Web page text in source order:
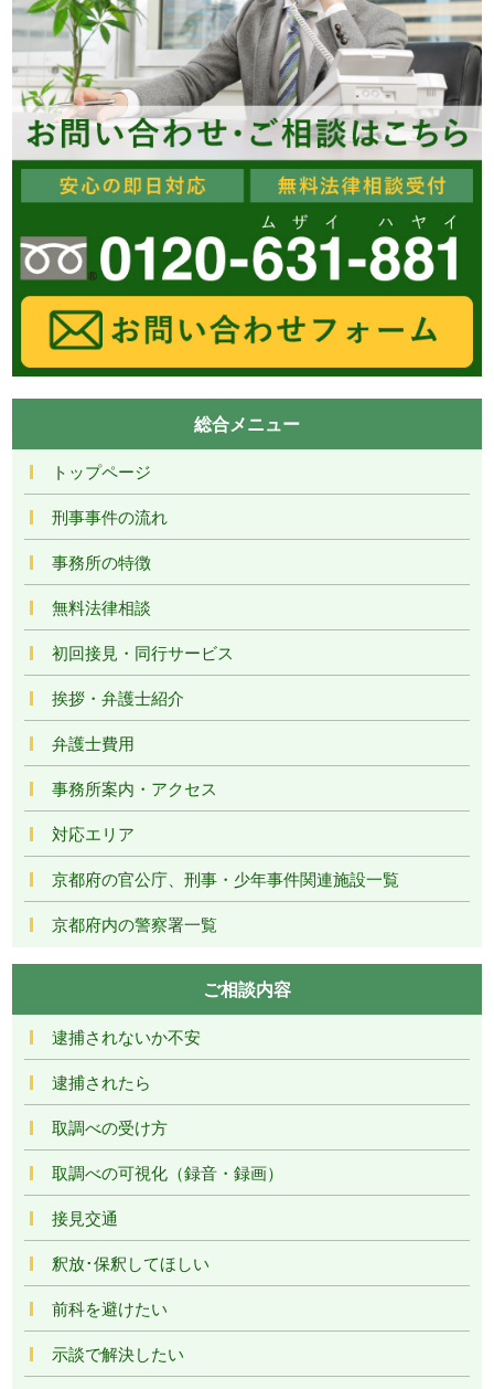
総合メニュー
トップページ
刑事事件の流れ
事務所の特徴
無料法律相談
初回接見・同行サービス
挨拶・弁護士紹介
弁護士費用
事務所案内・アクセス
対応エリア
京都府の官公庁、刑事・少年事件関連施設一覧
京都府内の警察署一覧
ご相談内容
逮捕されないか不安
逮捕されたら
取調べの受け方
取調べの可視化（録音・録画）
接見交通
釈放･保釈してほしい
前科を避けたい
示談で解決したい